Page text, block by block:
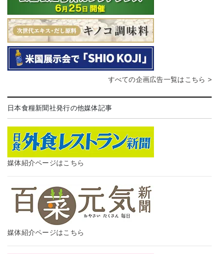
すべての企画広告一覧はこちら >
日本食糧新聞社発行の他媒体記事
媒体紹介ページはこちら
媒体紹介ページはこちら